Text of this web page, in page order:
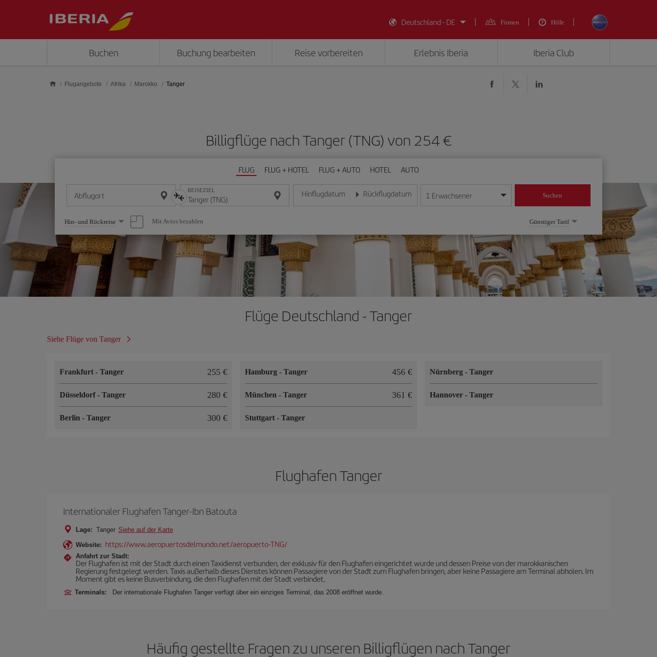
Deutschland - DE
Firmen Hilfe
Buchen Buchung bearbeiten Reise vorbereiten Erlebnis Iberia Iberia Club
Flugangebote Afrika Marokko Tanger
Billigflüge nach Tanger (TNG) von 254 €
FLUG FLUG + HOTEL FLUG + AUTO HOTEL AUTO
Abflugort REISEZIEL Hinflugdatum
Geben Sie das Datum im Format Tag/Monat/Jahr ein
Rückflugdatum
Geben Sie das Datum im Format Tag/Monat/Jahr ein
1 Erwachsener Suchen
Wählen
Sie
eine
Option
Hin- und Rückreise Mit Avios bezahlen Günstiger Tarif
Flüge Deutschland - Tanger
Siehe Flüge von Tanger
Frankfurt - Tanger 255 €
Düsseldorf- Tanger 280 €
Berlin - Tanger 300 €
Hamburg - Tanger 456 €
München - Tanger 361 €
Stuttgart - Tanger
Nürnberg-Tanger
Hannover-Tanger
Flughafen Tanger
Internationaler Flughafen Tanger-Ibn Batouta
Lage: Tanger Siehe auf der Karte
Website: https://www.aeropuertosdelmundo.net/aeropuerto-TNG/
Anfahrt zur Stadt:
Der Flughafen ist mit der Stadt durch einen Taxidienst verbunden, der exklusiv für den Flughafen eingerichtet wurde und dessen Preise von der marokkanischen
Regierung festgelegt werden. Taxis außerhalb dieses Dienstes können Passagiere von der Stadt zum Flughafen bringen, aber keine Passagiere am Terminal abholen. Im
Moment gibt es keine Busverbindung, die den Flughafen mit der Stadt verbindet.
Terminals: Der internationale Flughafen Tanger verfügt über ein einziges Terminal, das 2008 eröffnet wurde.
Häufig gestellte Fragen zu unseren Billigflügen nach Tanger